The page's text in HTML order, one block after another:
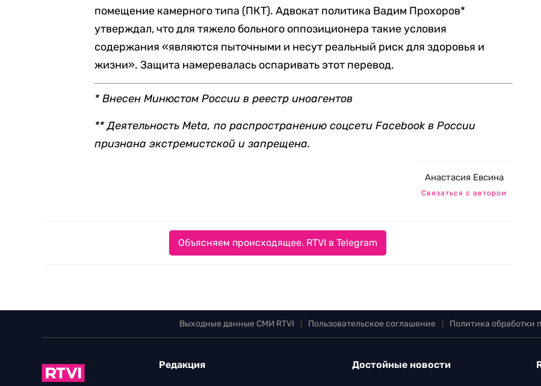
помещение камерного типа (ПКТ). Адвокат политика Вадим Прохоров*
утверждал, что для тяжело больного оппозиционера такие условия
содержания «являются пыточными и несут реальный риск для здоровья и
жизни». Защита намеревалась оспаривать этот перевод.
* Внесен Минюстом России в реестр иноагентов
** Деятельность Meta, по распространению соцсети Facebook в России
признана экстремистской и запрещена.
Анастасия Евсина
Связаться с автором
Объясняем происходящее. RTVI в Telegram
Выходные данные СМИ RTVI Пользовательское соглашение Политика обработки
Редакция Достойные новости